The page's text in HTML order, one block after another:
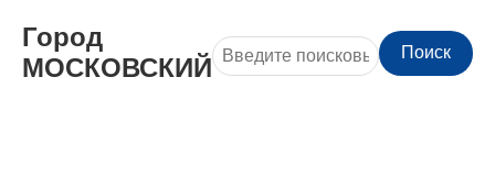
Город
МОСКОВСКИЙ
Поиск